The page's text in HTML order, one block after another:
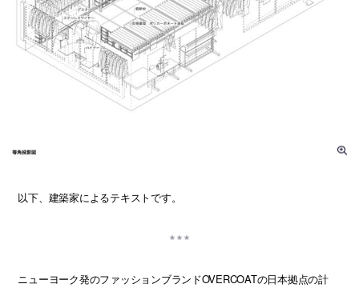
以下、建築家によるテキストです。
ニューヨーク発のファッションブランドOVERCOATの日本拠点の計